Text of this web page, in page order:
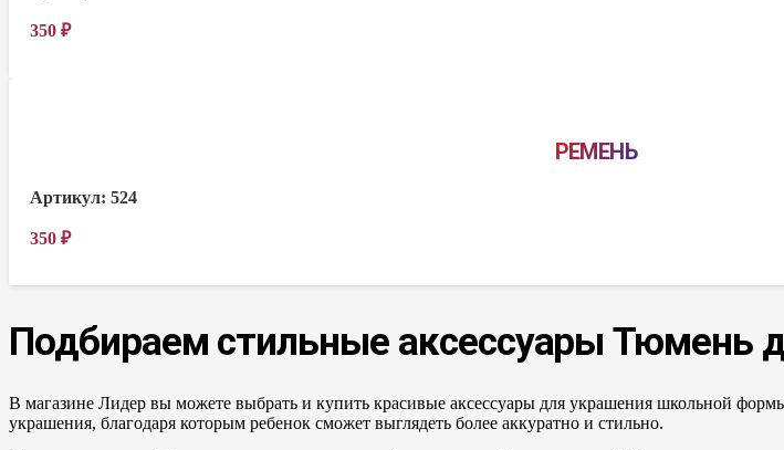
350₽
РЕМЕНЬ
Артикул:524
350₽
Подбираем стильные аксессуары Тюмень
В магазине Лидер вы можете выбрать и купить красивые аксессуары для украшения школьной
украшения, благодаря которым ребенок сможет выглядеть более аккуратно и стильно.